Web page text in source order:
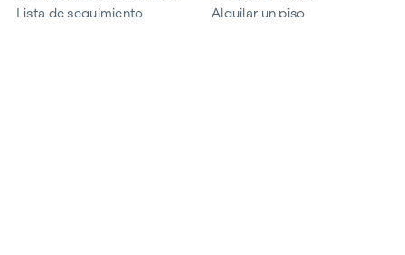
Lista de seguimiento
Alquilar un piso